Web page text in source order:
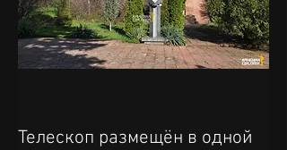
Телескоп размещён в одной